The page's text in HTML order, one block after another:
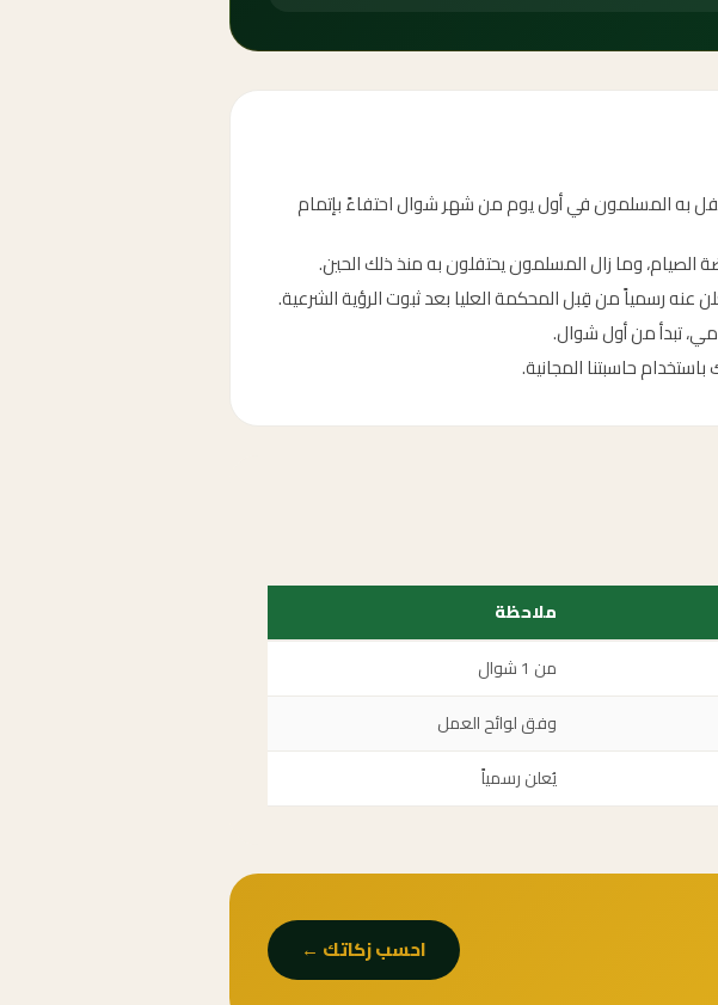
يحتفل به المسلمون في أول يوم من شهر شوال احتفاءً بإتمام
الصيام، وما زال المسلمون يحتفلون به منذ ذلك الحين.
رسمياً من قِبل المحكمة العليا بعد ثبوت الرؤية الشرعية.
حاسبتنا المجانية.
ملاحظة
من 1 شوال
وفق لوائح العمل
يُعلن رسمياً
احسب زكاتك ←